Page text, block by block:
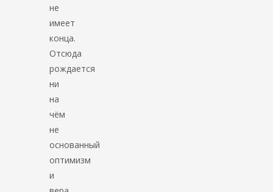
не
имеет
конца.
Отсюда
рождается
ни
на
чём
не
основанный
оптимизм
и